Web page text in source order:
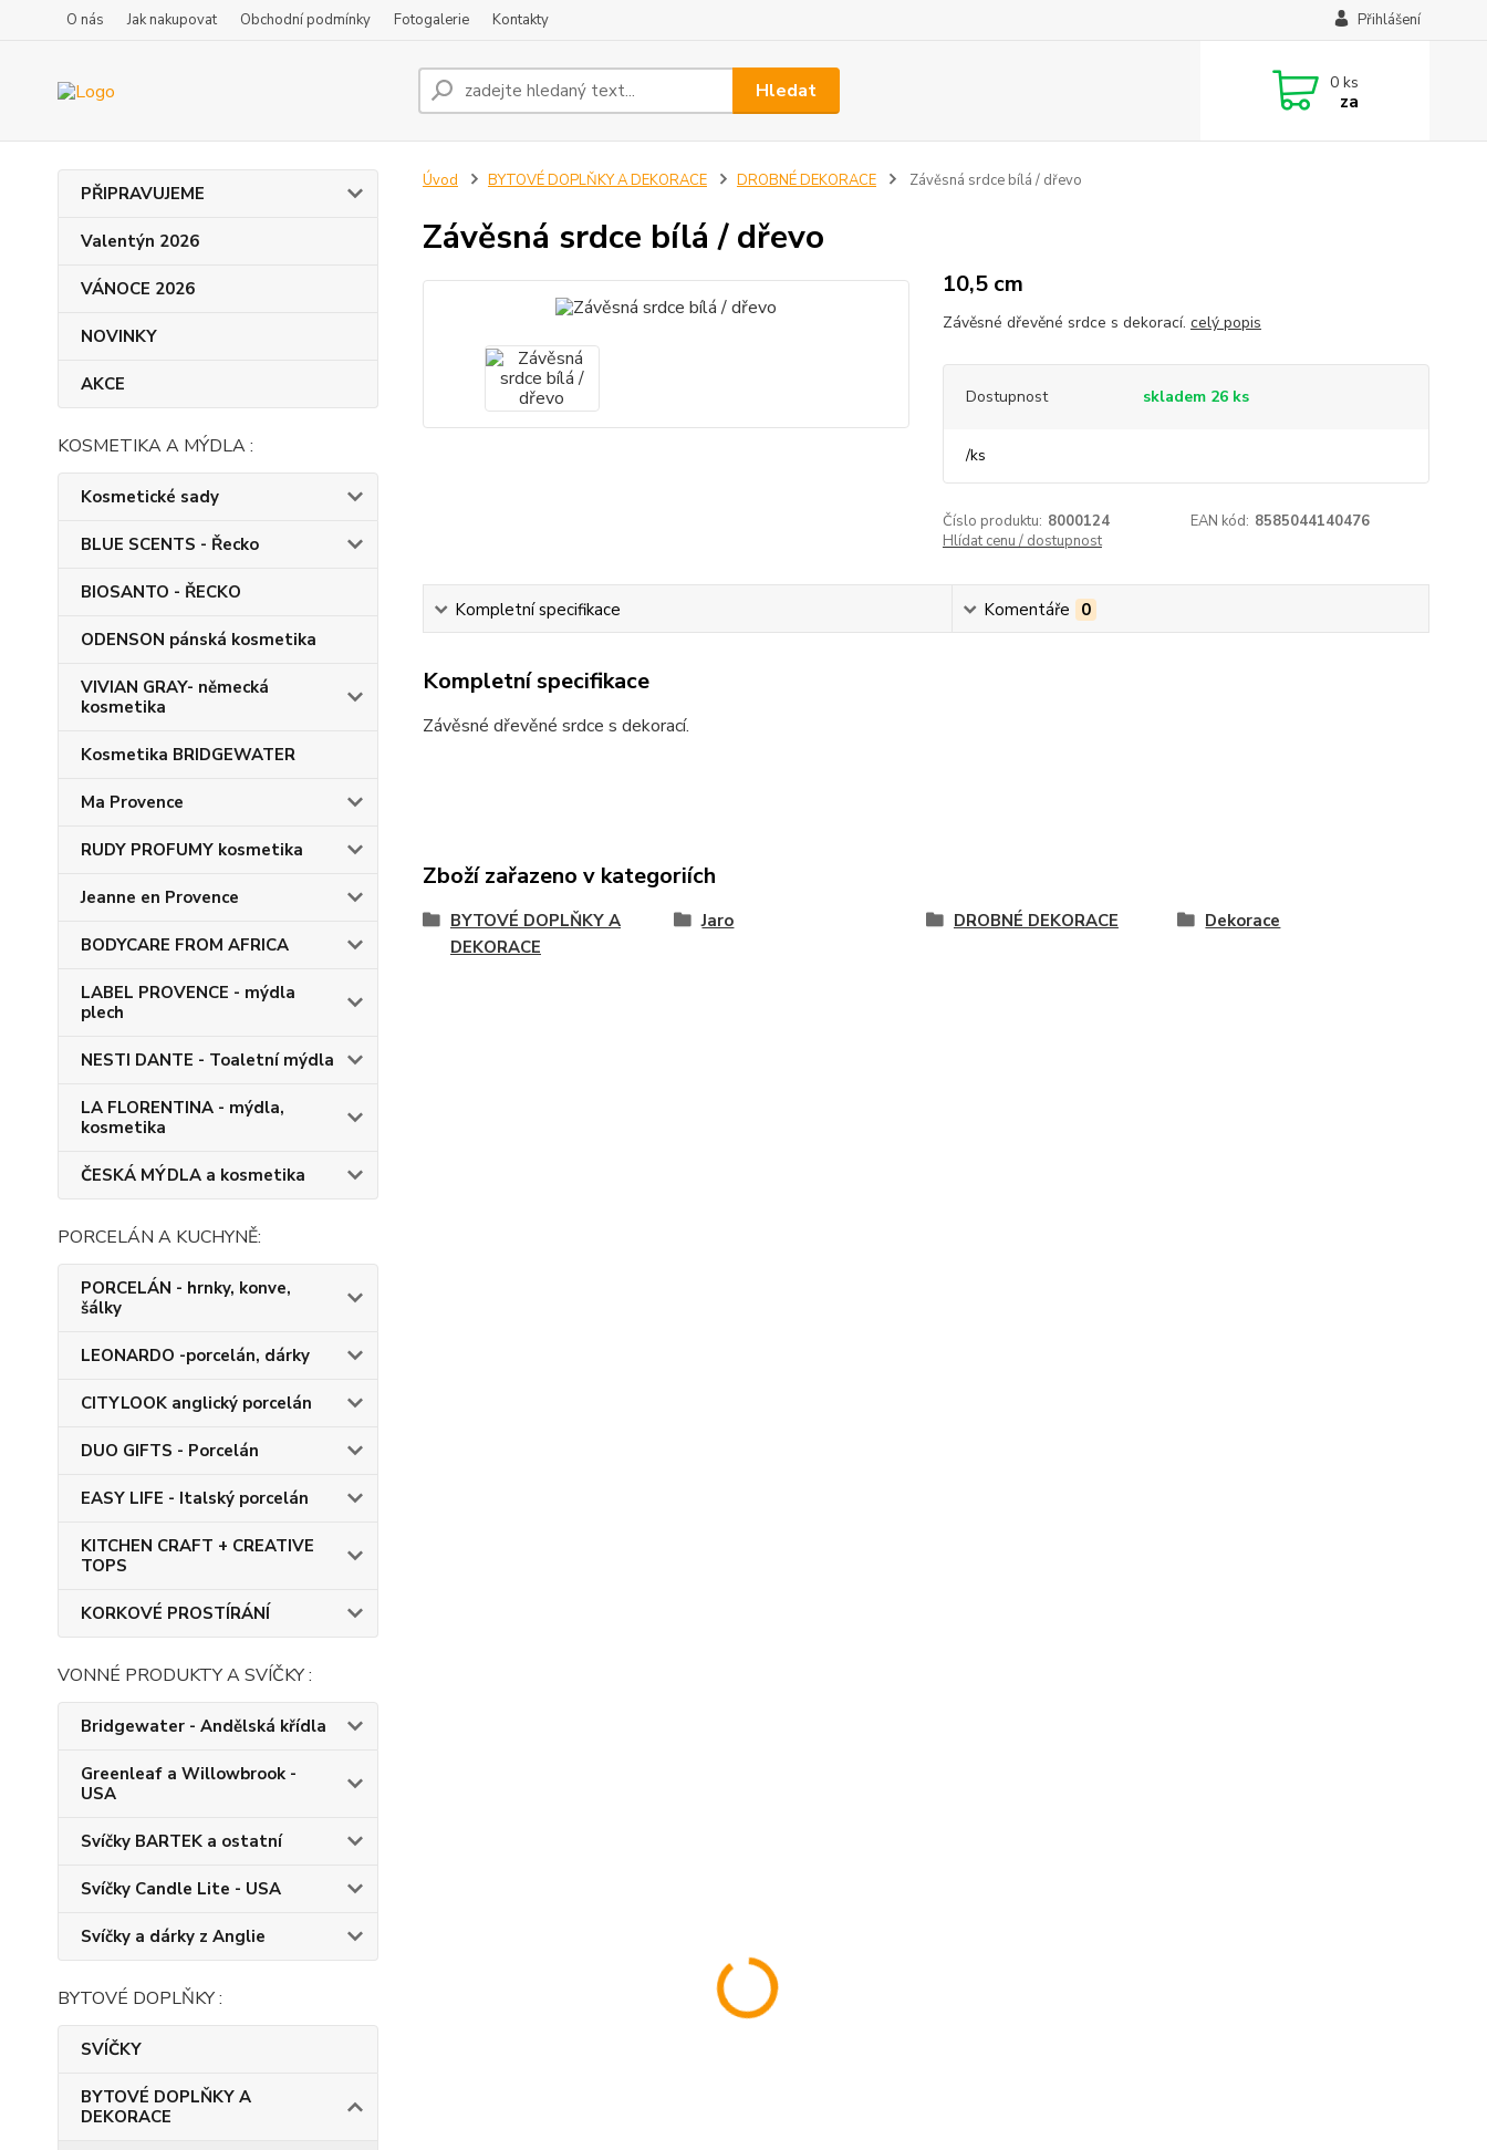
O nás Jak nakupovat Obchodní podmínky Fotogalerie Kontakty Přihlášení
Hledat 0 ks
za
PŘIPRAVUJEME
Valentýn 2026
VÁNOCE 2026
NOVINKY
AKCE
KOSMETIKA A MÝDLA :
Kosmetické sady
BLUE SCENTS - Řecko
BIOSANTO - ŘECKO
ODENSON pánská kosmetika
VIVIAN GRAY- německá
kosmetika
Kosmetika BRIDGEWATER
Ma Provence
RUDY PROFUMY kosmetika
Jeanne en Provence
BODYCARE FROM AFRICA
LABEL PROVENCE - mýdla
plech
NESTI DANTE - Toaletní mýdla
LA FLORENTINA - mýdla,
kosmetika
ČESKÁ MÝDLA a kosmetika
PORCELÁN A KUCHYNĚ:
PORCELÁN - hrnky, konve,
šálky
LEONARDO -porcelán, dárky
CITYLOOK anglický porcelán
DUO GIFTS - Porcelán
EASY LIFE - Italský porcelán
KITCHEN CRAFT + CREATIVE
TOPS
KORKOVÉ PROSTÍRÁNÍ
VONNÉ PRODUKTY A SVÍČKY :
Bridgewater - Andělská křídla
Greenleaf a Willowbrook -
USA
Svíčky BARTEK a ostatní
Svíčky Candle Lite - USA
Svíčky a dárky z Anglie
BYTOVÉ DOPLŇKY :
SVÍČKY
BYTOVÉ DOPLŇKY A
DEKORACE
Úvod BYTOVÉ DOPLŇKY A DEKORACE DROBNÉ DEKORACE Závěsná srdce bílá / dřevo
Závěsná srdce bílá / dřevo
10,5 cm
Závěsné dřevěné srdce s dekorací. celý popis
Dostupnost skladem 26 ks
/ks
Číslo produktu: 8000124 EAN kód: 8585044140476
Hlídat cenu / dostupnost
Kompletní specifikace Komentáře 0
Kompletní specifikace
Závěsné dřevěné srdce s dekorací.
Zboží zařazeno v kategoriích
BYTOVÉ DOPLŇKY A
DEKORACE
Jaro DROBNÉ DEKORACE Dekorace